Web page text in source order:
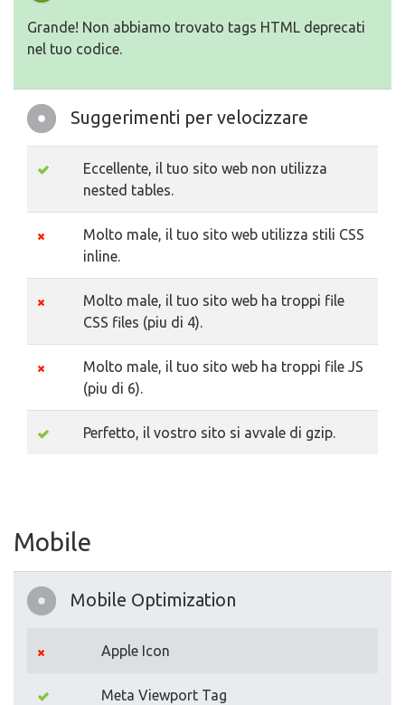
Grande! Non abbiamo trovato tags HTML deprecati
nel tuo codice.
Suggerimenti per velocizzare
Eccellente, il tuo sito web non utilizza
nested tables.
Molto male, il tuo sito web utilizza stili CSS
inline.
Molto male, il tuo sito web ha troppi file
CSS files (piu di 4).
Molto male, il tuo sito web ha troppi file JS
(piu di 6).
Perfetto, il vostro sito si avvale di gzip.
Mobile
Mobile Optimization
Apple Icon
Meta Viewport Tag